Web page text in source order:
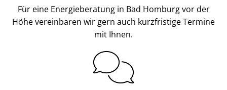
Für eine Energieberatung in Bad Homburg vor der
Höhe vereinbaren wir gern auch kurzfristige Termine
mit Ihnen.